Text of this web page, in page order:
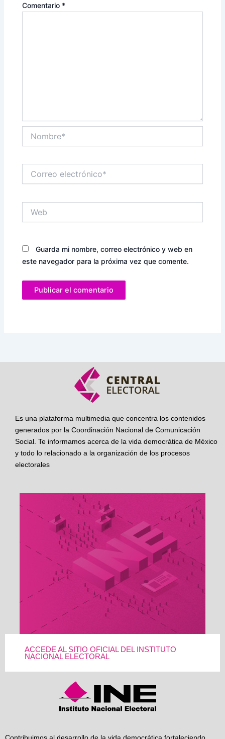
Comentario *
electrónico*
Guarda mi nombre, correo electrónico y web en
este navegador para la próxima vez que comente.
Es una plataforma multimedia que concentra los contenidos
generados por la Coordinación Nacional de Comunicación
Social. Te informamos acerca de la vida democrática de México
y todo lo relacionado a la organización de los procesos
electorales
ACCEDE AL SITIO OFICIAL DEL INSTITUTO
NACIONAL ELECTORAL